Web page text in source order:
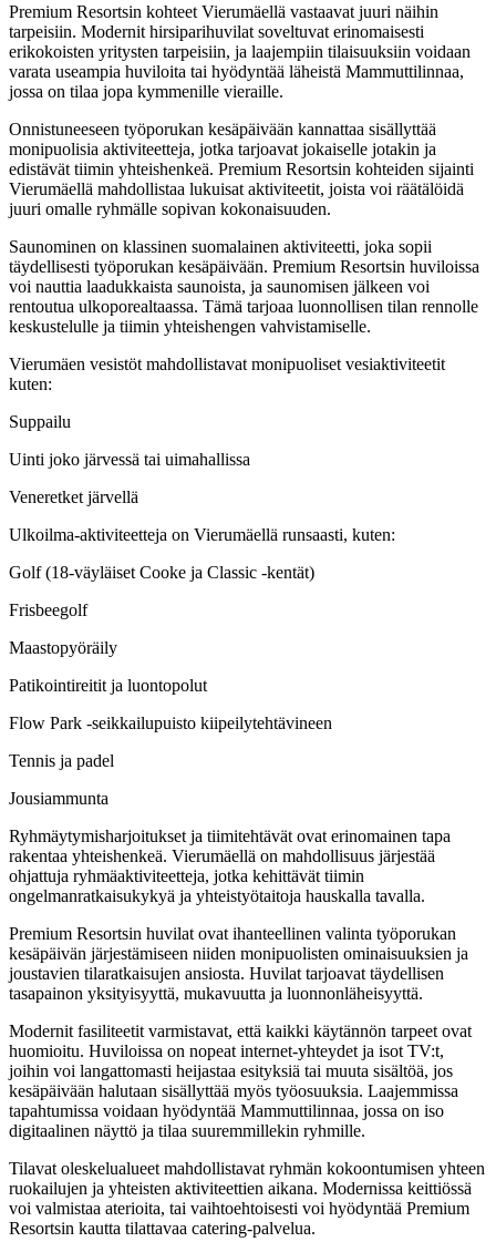
Premium Resortsin kohteet Vierumäellä vastaavat juuri näihin
tarpeisiin. Modernit hirsiparihuvilat soveltuvat erinomaisesti
erikokoisten yritysten tarpeisiin, ja laajempiin tilaisuuksiin voidaan
varata useampia huviloita tai hyödyntää läheistä Mammuttilinnaa,
jossa on tilaa jopa kymmenille vieraille.
Onnistuneeseen työporukan kesäpäivään kannattaa sisällyttää
monipuolisia aktiviteetteja, jotka tarjoavat jokaiselle jotakin ja
edistävät tiimin yhteishenkeä. Premium Resortsin kohteiden sijainti
Vierumäellä mahdollistaa lukuisat aktiviteetit, joista voi räätälöidä
juuri omalle ryhmälle sopivan kokonaisuuden.
Saunominen on klassinen suomalainen aktiviteetti, joka sopii
täydellisesti työporukan kesäpäivään. Premium Resortsin huviloissa
voi nauttia laadukkaista saunoista, ja saunomisen jälkeen voi
rentoutua ulkoporealtaassa. Tämä tarjoaa luonnollisen tilan rennolle
keskustelulle ja tiimin yhteishengen vahvistamiselle.
Vierumäen vesistöt mahdollistavat monipuoliset vesiaktiviteetit
kuten:
Suppailu
Uinti joko järvessä tai uimahallissa
Veneretket järvellä
Ulkoilma-aktiviteetteja on Vierumäellä runsaasti, kuten:
Golf (18-väyläiset Cooke ja Classic -kentät)
Frisbeegolf
Maastopyöräily
Patikointireitit ja luontopolut
Flow Park -seikkailupuisto kiipeilytehtävineen
Tennis ja padel
Jousiammunta
Ryhmäytymisharjoitukset ja tiimitehtävät ovat erinomainen tapa
rakentaa yhteishenkeä. Vierumäellä on mahdollisuus järjestää
ohjattuja ryhmäaktiviteetteja, jotka kehittävät tiimin
ongelmanratkaisukykyä ja yhteistyötaitoja hauskalla tavalla.
Premium Resortsin huvilat ovat ihanteellinen valinta työporukan
kesäpäivän järjestämiseen niiden monipuolisten ominaisuuksien ja
joustavien tilaratkaisujen ansiosta. Huvilat tarjoavat täydellisen
tasapainon yksityisyyttä, mukavuutta ja luonnonläheisyyttä.
Modernit fasiliteetit varmistavat, että kaikki käytännön tarpeet ovat
huomioitu. Huviloissa on nopeat internet-yhteydet ja isot TV:t,
joihin voi langattomasti heijastaa esityksiä tai muuta sisältöä, jos
kesäpäivään halutaan sisällyttää myös työosuuksia. Laajemmissa
tapahtumissa voidaan hyödyntää Mammuttilinnaa, jossa on iso
digitaalinen näyttö ja tilaa suuremmillekin ryhmille.
Tilavat oleskelualueet mahdollistavat ryhmän kokoontumisen yhteen
ruokailujen ja yhteisten aktiviteettien aikana. Modernissa keittiössä
voi valmistaa aterioita, tai vaihtoehtoisesti voi hyödyntää Premium
Resortsin kautta tilattavaa catering-palvelua.